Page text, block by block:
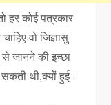
हर कोई पत्रकार
वो जिज्ञासु
से जानने की इच्छा
थी,क्यों हुई।